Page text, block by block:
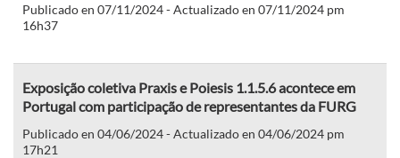
Publicado en 07/11/2024 - Actualizado en 07/11/2024 pm
16h37
Exposição coletiva Praxis e Poiesis 1.1.5.6 acontece em
Portugal com participação de representantes da FURG
Publicado en 04/06/2024 - Actualizado en 04/06/2024 pm
17h21